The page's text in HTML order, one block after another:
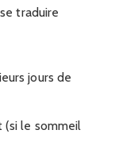
traduire
jours de
(si le sommeil